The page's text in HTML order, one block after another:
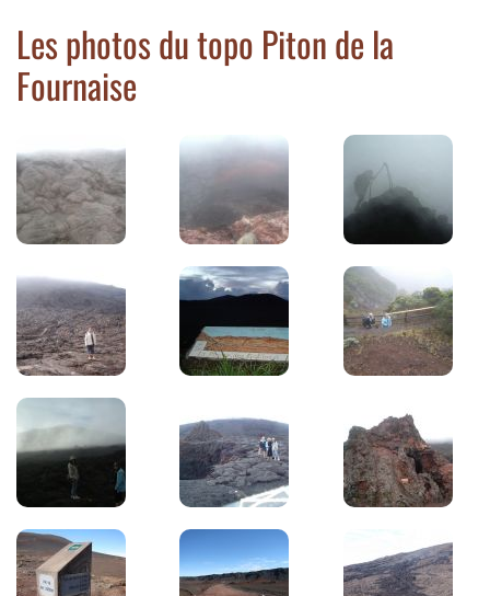
Les photos du topo Piton de la
Fournaise